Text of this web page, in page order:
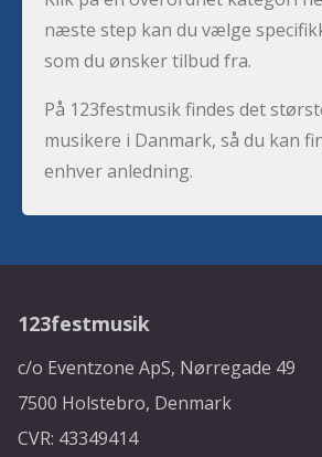
næste step kan du vælge
som du ønsker tilbud fra.
På 123festmusik findes det
musikere i Danmark, så du kan
enhver anledning.
123festmusik
c/o Eventzone ApS, Nørregade 49
7500 Holstebro, Denmark
CVR: 43349414